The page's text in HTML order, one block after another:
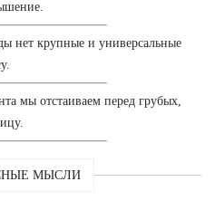
нет крупные и универсальные
мы отстаиваем перед грубых,
МЫСЛИ